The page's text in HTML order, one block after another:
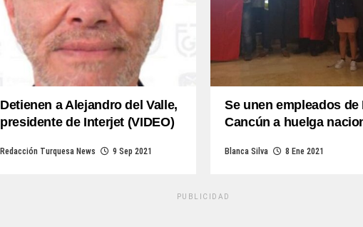
Detienen a Alejandro del Valle,
presidente de Interjet (VIDEO)
Redacción Turquesa News 9 Sep 2021
Se unen empleados de
Cancún a huelga
Blanca Silva 8 Ene 2021
PUBLICIDAD